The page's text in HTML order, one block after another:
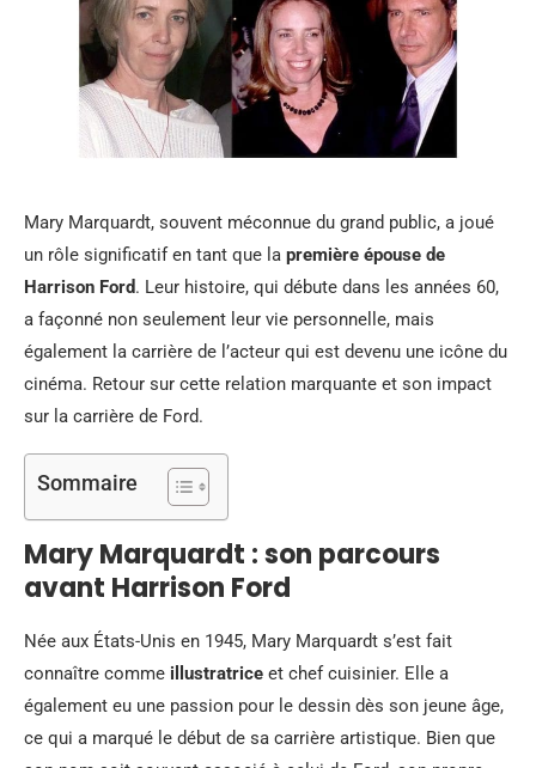
Mary Marquardt, souvent méconnue du grand public, a joué
un rôle significatif en tant que la première épouse de
Harrison Ford. Leur histoire, qui débute dans les années 60,
a façonné non seulement leur vie personnelle, mais
également la carrière de l’acteur qui est devenu une icône du
cinéma. Retour sur cette relation marquante et son impact
sur la carrière de Ford.
Sommaire
Mary Marquardt : son parcours
avant Harrison Ford
Née aux États-Unis en 1945, Mary Marquardt s’est fait
connaître comme illustratrice et chef cuisinier. Elle a
également eu une passion pour le dessin dès son jeune âge,
ce qui a marqué le début de sa carrière artistique. Bien que